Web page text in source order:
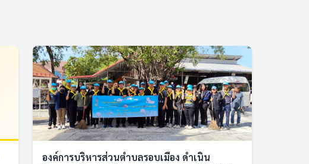
องค์การบริหารส่วนตำบลรอบเมือง ดำเนิน